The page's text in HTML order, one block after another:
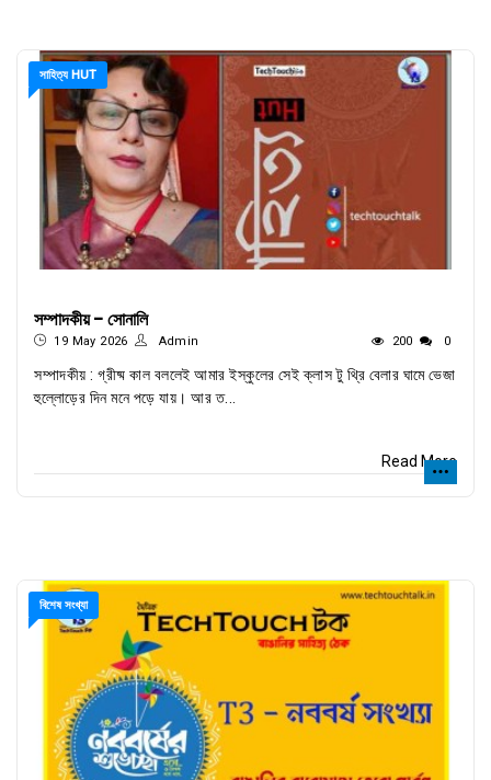
সাহিত্য HUT
সম্পাদকীয় - সোনালি
19 May 2026 Admin 200 0
সম্পাদকীয় : গ্রীষ্ম কাল বললেই আমার ইস্কুলের সেই ক্লাস টু থ্রি বেলার ঘামে ভেজা
হুল্লোড়ের দিন মনে পড়ে যায়। আর ত...
Read More
বিশেষ সংখ্যা